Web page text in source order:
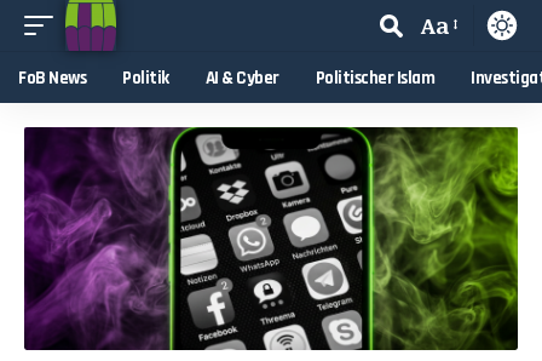
Aa
FoB News Politik AI & Cyber Politischer Islam